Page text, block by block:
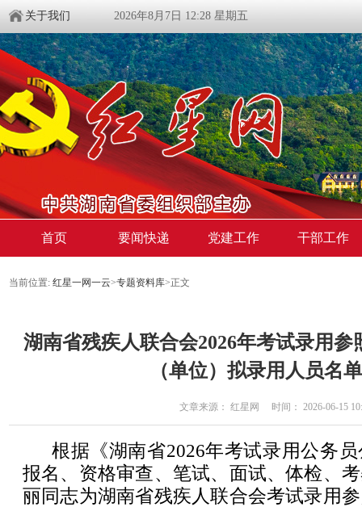
关于我们 2026年8月7日 12:28 星期五
首页 要闻快递 党建工作 干部工作
当前位置: 红星一网一云>专题资料库>正文
湖南省残疾人联合会2026年考试录用
（单位）拟录用人员名
文章来源： 红星网 时间： 2026-06-15
根据《湖南省2026年考试录用公务
报名、资格审查、笔试、面试、体检、
丽同志为湖南省残疾人联合会考试录用